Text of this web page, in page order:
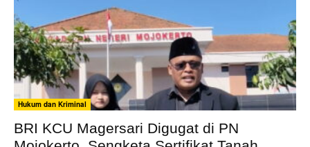
Hukum dan Kriminal
BRI KCU Magersari Digugat di PN